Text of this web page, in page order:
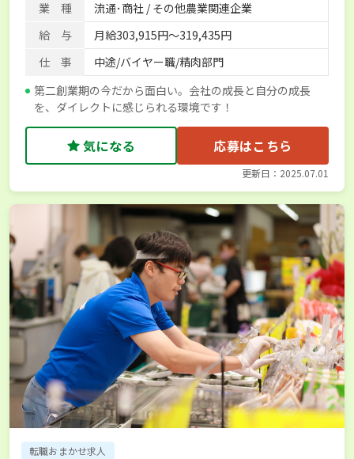
業 種
流通･商社 / その他農業関連企業
給 与
月給303,915円～319,435円
仕 事
中途/バイヤー職/精肉部門
第二創業期の今だから面白い。会社の成長と自分の成長
を、ダイレクトに感じられる環境です！
気になる 応募はこちら
更新日：2025.07.01
転職おまかせ求人